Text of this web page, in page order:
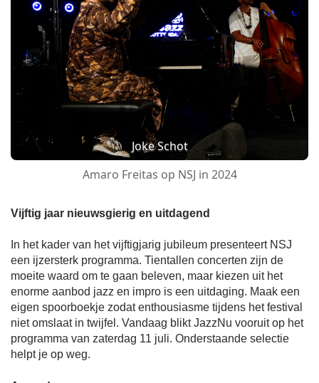
Joke Schot
Amaro Freitas op NSJ in 2024
Vijftig jaar nieuwsgierig en uitdagend
In het kader van het vijftigjarig jubileum presenteert NSJ
een ijzersterk programma. Tientallen concerten zijn de
moeite waard om te gaan beleven, maar kiezen uit het
enorme aanbod jazz en impro is een uitdaging. Maak een
eigen spoorboekje zodat enthousiasme tijdens het festival
niet omslaat in twijfel. Vandaag blikt JazzNu vooruit op het
programma van zaterdag 11 juli. Onderstaande selectie
helpt je op weg.